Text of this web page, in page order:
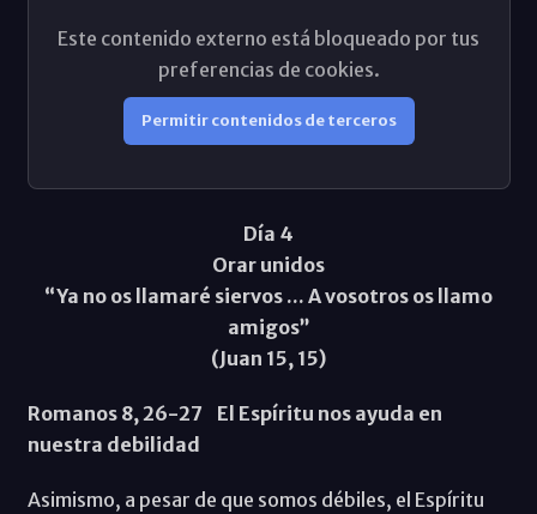
Este contenido externo está bloqueado por tus
preferencias de cookies.
Permitir contenidos de terceros
Día 4
Orar unidos
“Ya no os llamaré siervos ... A vosotros os llamo
amigos”
(Juan 15, 15)
Romanos 8, 26-27 El Espíritu nos ayuda en
nuestra debilidad
Asimismo, a pesar de que somos débiles, el Espíritu